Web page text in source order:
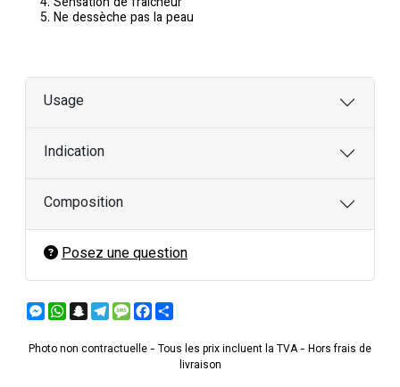
Ne dessèche pas la peau
Usage
Indication
Composition
Posez une question
Messenger
WhatsApp
Snapchat
Telegram
MessageFacebook
Photo non contractuelle - Tous les prix incluent la TVA - Hors frais de
livraison